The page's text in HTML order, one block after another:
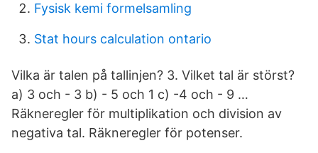
Fysisk kemi formelsamling
Stat hours calculation ontario
Vilka är talen på tallinjen? 3. Vilket tal är störst?
a) 3 och - 3 b) - 5 och 1 c) -4 och - 9 …
Räkneregler för multiplikation och division av
negativa tal. Räkneregler för potenser.